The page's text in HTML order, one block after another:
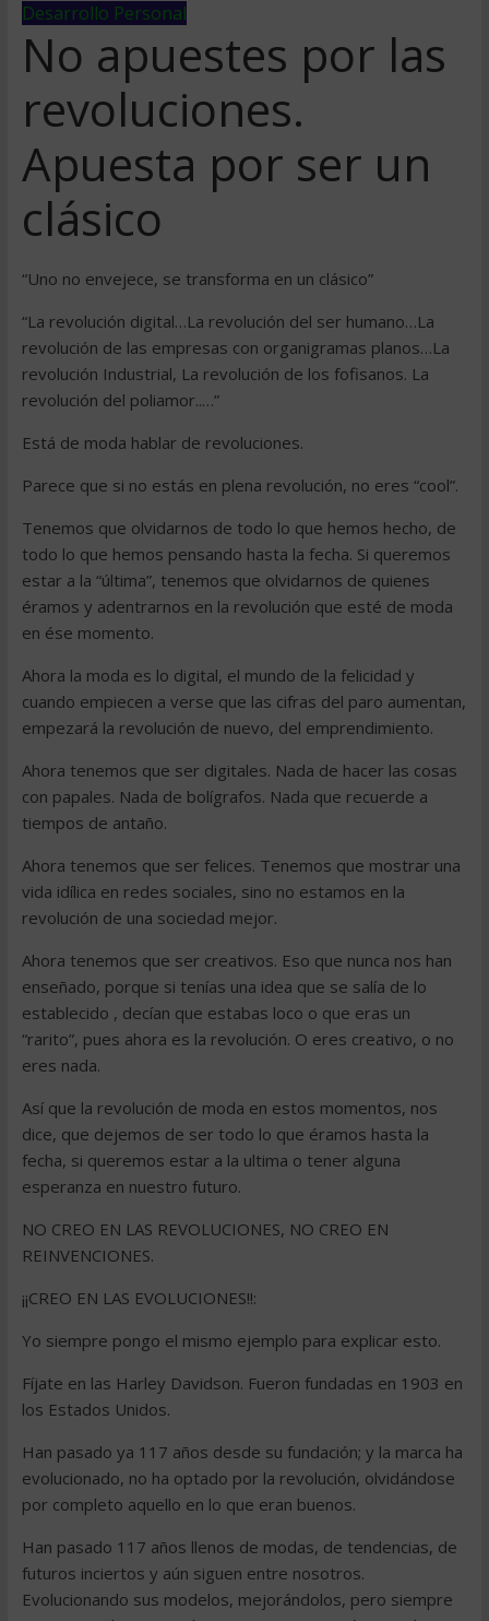
Desarrollo Personal
No apuestes por las
revoluciones.
Apuesta por ser un
clásico
“Uno no envejece, se transforma en un clásico”
“La revolución digital…La revolución del ser humano…La
revolución de las empresas con organigramas planos…La
revolución Industrial, La revolución de los fofisanos. La
revolución del poliamor..…”
Está de moda hablar de revoluciones.
Parece que si no estás en plena revolución, no eres “cool”.
Tenemos que olvidarnos de todo lo que hemos hecho, de
todo lo que hemos pensando hasta la fecha. Si queremos
estar a la “última”, tenemos que olvidarnos de quienes
éramos y adentrarnos en la revolución que esté de moda
en ése momento.
Ahora la moda es lo digital, el mundo de la felicidad y
cuando empiecen a verse que las cifras del paro aumentan,
empezará la revolución de nuevo, del emprendimiento.
Ahora tenemos que ser digitales. Nada de hacer las cosas
con papales. Nada de bolígrafos. Nada que recuerde a
tiempos de antaño.
Ahora tenemos que ser felices. Tenemos que mostrar una
vida idílica en redes sociales, sino no estamos en la
revolución de una sociedad mejor.
Ahora tenemos que ser creativos. Eso que nunca nos han
enseñado, porque si tenías una idea que se salía de lo
establecido , decían que estabas loco o que eras un
“rarito”, pues ahora es la revolución. O eres creativo, o no
eres nada.
Así que la revolución de moda en estos momentos, nos
dice, que dejemos de ser todo lo que éramos hasta la
fecha, si queremos estar a la ultima o tener alguna
esperanza en nuestro futuro.
NO CREO EN LAS REVOLUCIONES, NO CREO EN
REINVENCIONES.
¡¡CREO EN LAS EVOLUCIONES!!:
Yo siempre pongo el mismo ejemplo para explicar esto.
Fíjate en las Harley Davidson. Fueron fundadas en 1903 en
los Estados Unidos.
Han pasado ya 117 años desde su fundación; y la marca ha
evolucionado, no ha optado por la revolución, olvidándose
por completo aquello en lo que eran buenos.
Han pasado 117 años llenos de modas, de tendencias, de
futuros inciertos y aún siguen entre nosotros.
Evolucionando sus modelos, mejorándolos, pero siempre